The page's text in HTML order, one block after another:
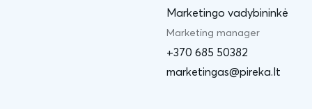
Marketingo vadybininkė
Marketing manager
+370 685 50382
marketingas@pireka.lt